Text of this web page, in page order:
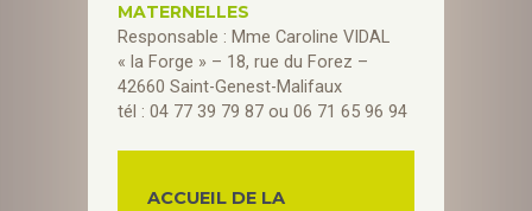
MATERNELLES
Responsable : Mme Caroline VIDAL
« la Forge » – 18, rue du Forez –
42660 Saint-Genest-Malifaux
tél : 04 77 39 79 87 ou 06 71 65 96 94
ACCUEIL DE LA